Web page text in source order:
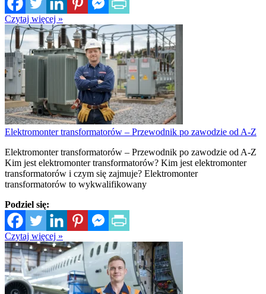
Czytaj więcej »
Elektromonter transformatorów – Przewodnik po zawodzie od A-Z
Elektromonter transformatorów – Przewodnik po zawodzie od A-Z
Kim jest elektromonter transformatorów? Kim jest elektromonter
transformatorów i czym się zajmuje? Elektromonter
transformatorów to wykwalifikowany
Podziel się:
Czytaj więcej »